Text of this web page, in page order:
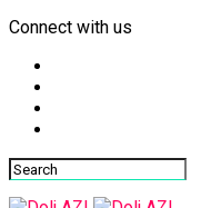
Connect with us